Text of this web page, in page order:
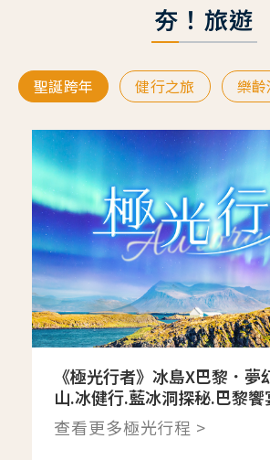
夯！旅遊
聖誕跨年 健行之旅 樂
《極光行者》冰島X巴黎．夢
山.冰健行.藍冰洞探秘.巴黎饗
查看更多極光行程 >